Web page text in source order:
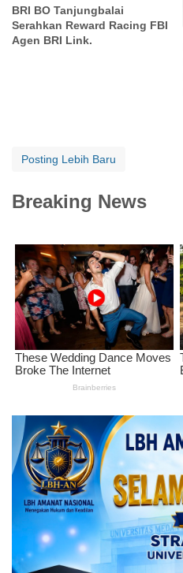
BRI BO Tanjungbalai
Serahkan Reward Racing FBI
Agen BRI Link.
Posting Lebih Baru
Breaking News